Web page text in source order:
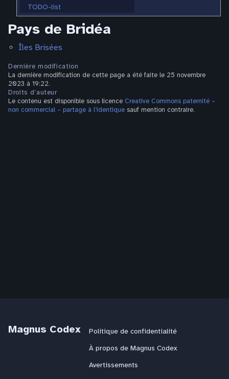
TODO-list
Pays de Bridéa
Îles Brisées
Dernière modification
La dernière modification de cette page a été faite le 25 novembre
2023 à 19:22.
Droits d’auteur
Le contenu est disponible sous licence Creative Commons paternité –
non commercial – partage à l’identique sauf mention contraire.
Magnus Codex
Politique de confidentialité
À propos de Magnus Codex
Avertissements